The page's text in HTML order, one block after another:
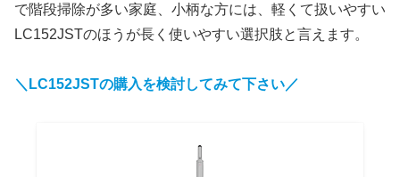
で階段掃除が多い家庭、小柄な方には、軽くて扱いやすい
LC152JSTのほうが長く使いやすい選択肢と言えます。
＼LC152JSTの購入を検討してみて下さい／